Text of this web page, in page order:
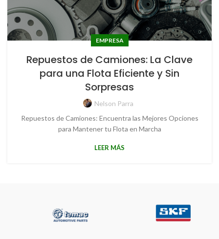
EMPRESA
Repuestos de Camiones: La Clave
para una Flota Eficiente y Sin
Sorpresas
Nelson Parra
Repuestos de Camiones: Encuentra las Mejores Opciones
para Mantener tu Flota en Marcha
LEER MÁS